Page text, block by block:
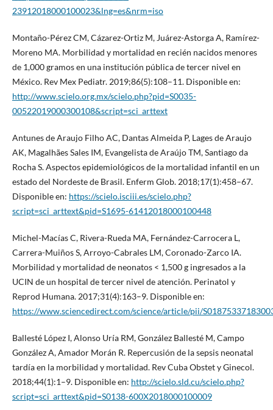
23912018000100023&lng=es&nrm=iso
Montaño-Pérez CM, Cázarez-Ortiz M, Juárez-Astorga A, Ramírez-
Moreno MA. Morbilidad y mortalidad en recién nacidos menores
de 1,000 gramos en una institución pública de tercer nivel en
México. Rev Mex Pediatr. 2019;86(5):108–11. Disponible en:
http://www.scielo.org.mx/scielo.php?pid=S0035-
00522019000300108&script=sci_arttext
Antunes de Araujo Filho AC, Dantas Almeida P, Lages de Araujo
AK, Magalhães Sales IM, Evangelista de Araújo TM, Santiago da
Rocha S. Aspectos epidemiológicos de la mortalidad infantil en un
estado del Nordeste de Brasil. Enferm Glob. 2018;17(1):458–67.
Disponible en: https://scielo.isciii.es/scielo.php?
script=sci_arttext&pid=S1695-61412018000100448
Michel-Macías C, Rivera-Rueda MA, Fernández-Carrocera L,
Carrera-Muiños S, Arroyo-Cabrales LM, Coronado-Zarco IA.
Morbilidad y mortalidad de neonatos < 1,500 g ingresados a la
UCIN de un hospital de tercer nivel de atención. Perinatol y
Reprod Humana. 2017;31(4):163–9. Disponible en:
https://www.sciencedirect.com/science/article/pii/
Ballesté López I, Alonso Uría RM, González Ballesté M, Campo
González A, Amador Morán R. Repercusión de la sepsis neonatal
tardía en la morbilidad y mortalidad. Rev Cuba Obstet y Ginecol.
2018;44(1):1–9. Disponible en: http://scielo.sld.cu/scielo.php?
script=sci_arttext&pid=S0138-600X2018000100009